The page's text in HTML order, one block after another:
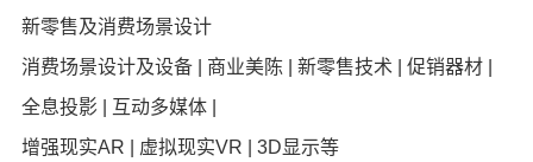
新零售及消费场景设计
消费场景设计及设备 | 商业美陈 | 新零售技术 | 促销器材 |
全息投影 | 互动多媒体 |
增强现实AR | 虚拟现实VR | 3D显示等